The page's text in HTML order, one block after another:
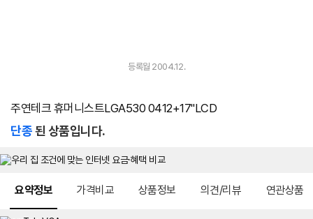
등록월 2004.12.
주연테크 휴머니스트LGA530 0412+17"LCD
단종된 상품입니다.
요약정보 가격비교 상품정보 의견/리뷰 연관상품